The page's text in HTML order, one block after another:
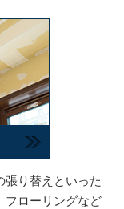
張り替えといった
フローリングなど